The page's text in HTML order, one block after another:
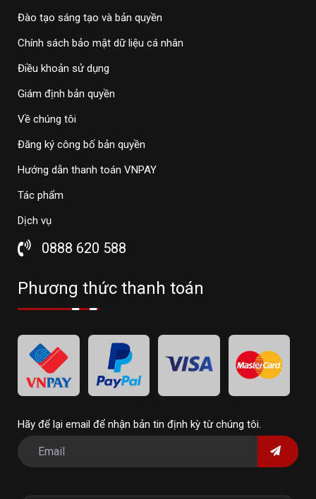
Đào tạo sáng tạo và bản quyền
Chính sách bảo mật dữ liệu cá nhân
Điều khoản sử dụng
Giám định bản quyền
Về chúng tôi
Đăng ký công bố bản quyền
Hướng dẫn thanh toán VNPAY
Tác phẩm
Dịch vụ
0888 620 588
Phương thức thanh toán
Hãy để lại email để nhận bản tin định kỳ từ chúng tôi.